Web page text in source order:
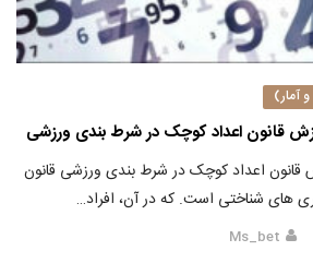
آمار)
قانون اعداد کوچک در شرط بندی ورزشی
قانون اعداد کوچک در شرط بندی ورزشی قانون
های شناختی است. که در آن، افراد…
Ms_bet